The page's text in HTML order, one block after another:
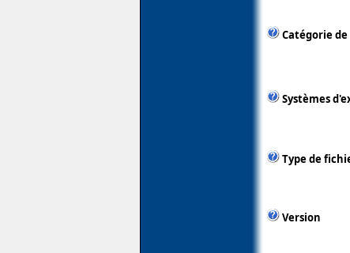
Catégorie
Systèmes
Type de
Version